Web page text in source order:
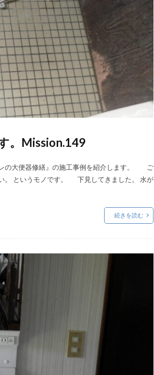
。Mission.149
レの大便器修繕』の施工事例を紹介します。 ご
。 というモノです。 下見してきました。 水が
続きを読む